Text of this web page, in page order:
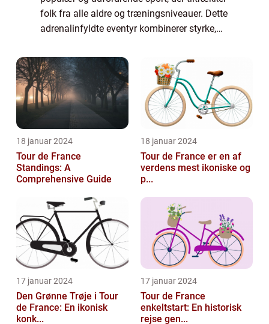
folk fra alle aldre og træningsniveauer. Dette
adrenalinfyldte eventyr kombinerer styrke,
rå omgivelse. Uanset om du er en erfar...
18 januar 2024
Tour de France
Standings: A
Comprehensive Guide
18 januar 2024
Tour de France er en af
verdens mest ikoniske og
p...
17 januar 2024
Den Grønne Trøje i Tour
de France: En ikonisk
konk...
17 januar 2024
Tour de France
enkeltstart: En historisk
rejse gen...